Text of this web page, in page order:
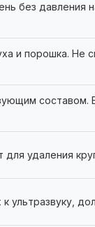
без давления
и порошка. Не
составом.
удаления
ультразвуку,